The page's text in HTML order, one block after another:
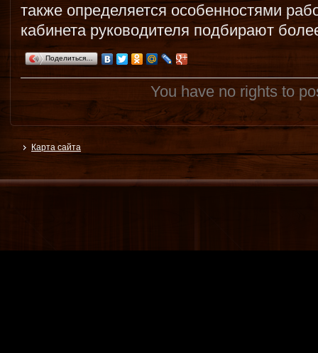
также определяется особенностями
кабинета руководителя подбирают
Поделиться…
You have no rights to
Карта сайта